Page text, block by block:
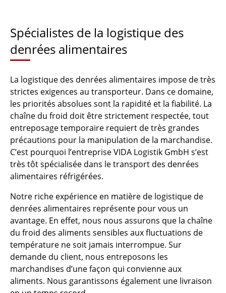
Spécialistes de la logistique des
denrées alimentaires
La logistique des denrées alimentaires impose de très
strictes exigences au transporteur. Dans ce domaine,
les priorités absolues sont la rapidité et la fiabilité. La
chaîne du froid doit être strictement respectée, tout
entreposage temporaire requiert de très grandes
précautions pour la manipulation de la marchandise.
C’est pourquoi l’entreprise VIDA Logistik GmbH s’est
très tôt spécialisée dans le transport des denrées
alimentaires réfrigérées.
Notre riche expérience en matière de logistique de
denrées alimentaires représente pour vous un
avantage. En effet, nous nous assurons que la chaîne
du froid des aliments sensibles aux fluctuations de
température ne soit jamais interrompue. Sur
demande du client, nous entreposons les
marchandises d’une façon qui convienne aux
aliments. Nous garantissons également une livraison